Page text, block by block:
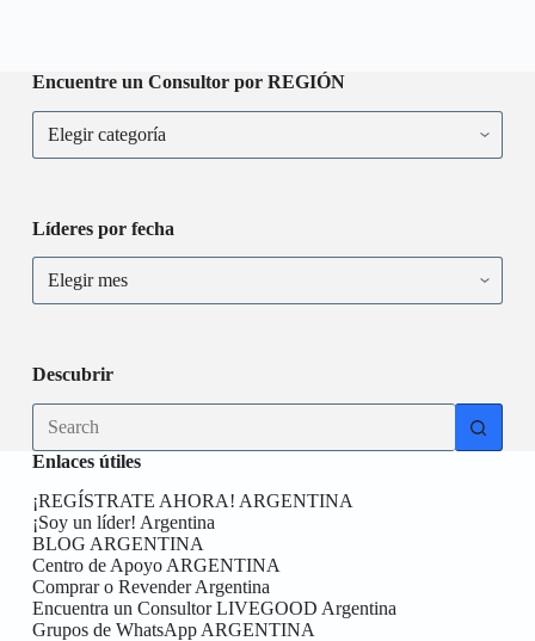
Encuentre un Consultor por REGIÓN
Líderes por fecha
Descubrir
Enlaces útiles
¡REGÍSTRATE AHORA! ARGENTINA
¡Soy un líder! Argentina
BLOG ARGENTINA
Centro de Apoyo ARGENTINA
Comprar o Revender Argentina
Encuentra un Consultor LIVEGOOD Argentina
Grupos de WhatsApp ARGENTINA